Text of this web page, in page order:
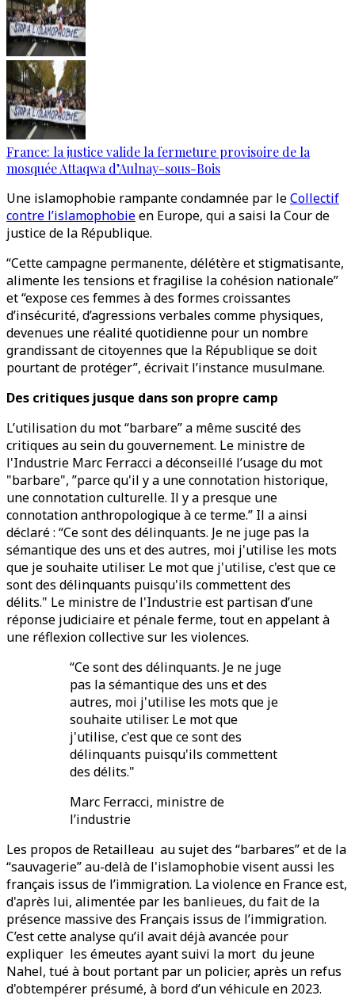
France: la justice valide la fermeture provisoire de la
mosquée Attaqwa d’Aulnay-sous-Bois
Une islamophobie rampante condamnée par leCollectif
contre l’islamophobieen Europe, qui a saisi la Cour de
justice de la République.
“Cette campagne permanente, délétère et stigmatisante,
alimente les tensions et fragilise la cohésion nationale”
et “expose ces femmes à des formes croissantes
d’insécurité, d’agressions verbales comme physiques,
devenues une réalité quotidienne pour un nombre
grandissant de citoyennes que la République se doit
pourtant de protéger”, écrivait l’instance musulmane.
Des critiques jusque dans son propre camp
L’utilisation du mot “barbare” a même suscité des
critiques au sein du gouvernement. Le ministre de
l'Industrie Marc Ferracci a déconseillé l’usage du mot
"barbare", ”parce qu'il y a une connotation historique,
une connotation culturelle. Il y a presque une
connotation anthropologique à ce terme.” Il a ainsi
déclaré : “Ce sont des délinquants. Je ne juge pas la
sémantique des uns et des autres, moi j'utilise les mots
que je souhaite utiliser. Le mot que j'utilise, c'est que ce
sont des délinquants puisqu'ils commettent des
délits." Le ministre de l'Industrie est partisan d’une
réponse judiciaire et pénale ferme, tout en appelant à
une réflexion collective sur les violences.
“Ce sont des délinquants. Je ne juge
pas la sémantique des uns et des
autres, moi j'utilise les mots que je
souhaite utiliser. Le mot que
j'utilise, c'est que ce sont des
délinquants puisqu'ils commettent
des délits."
Marc Ferracci, ministre de
l’industrie
Les propos de Retailleau au sujet des “barbares” et de la
“sauvagerie” au-delà de l'islamophobie visent aussi les
français issus de l’immigration. La violence en France est,
d'après lui, alimentée par les banlieues, du fait de la
présence massive des Français issus de l’immigration.
C’est cette analyse qu’il avait déjà avancée pour
expliquer les émeutes ayant suivi la mort du jeune
Nahel, tué à bout portant par un policier, après un refus
d'obtempérer présumé, à bord d’un véhicule en 2023.